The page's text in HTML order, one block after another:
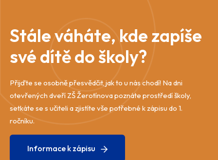
Stále váháte, kde zapíše
své dítě do školy?
Přijďte se osobně přesvědčit, jak to u nás chodí! Na dni
otevřených dveří ZŠ Žerotínova poznáte prostředí školy,
setkáte se s učiteli a zjistíte vše potřebné k zápisu do 1.
ročníku.
Informace k zápisu